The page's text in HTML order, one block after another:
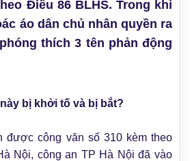
Điều 86 BLHS. Trong khi
áo dân chủ nhân quyền ra
thích 3 tên phản động
bị khởi tố và bị bắt?
được công văn số 310 kèm theo
Nội, công an TP Hà Nội đã vào